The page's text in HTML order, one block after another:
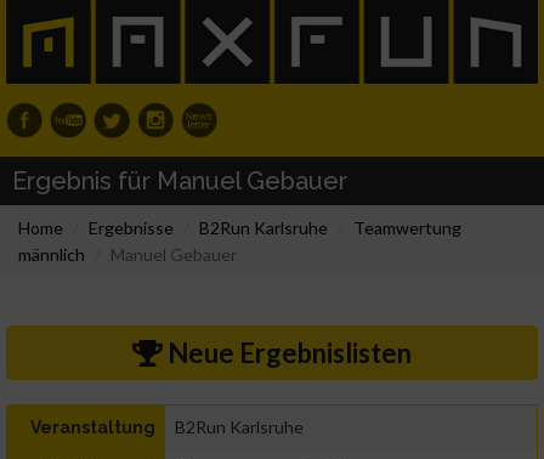
Ergebnis für Manuel Gebauer
Home Ergebnisse B2Run Karlsruhe
Teamwertung
männlich
Manuel Gebauer
Neue Ergebnislisten
Veranstaltung B2Run Karlsruhe